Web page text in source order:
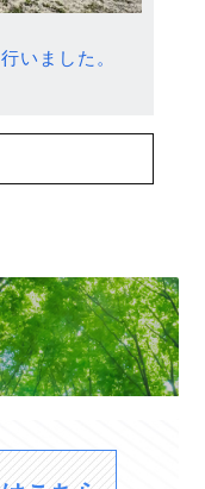
いました。